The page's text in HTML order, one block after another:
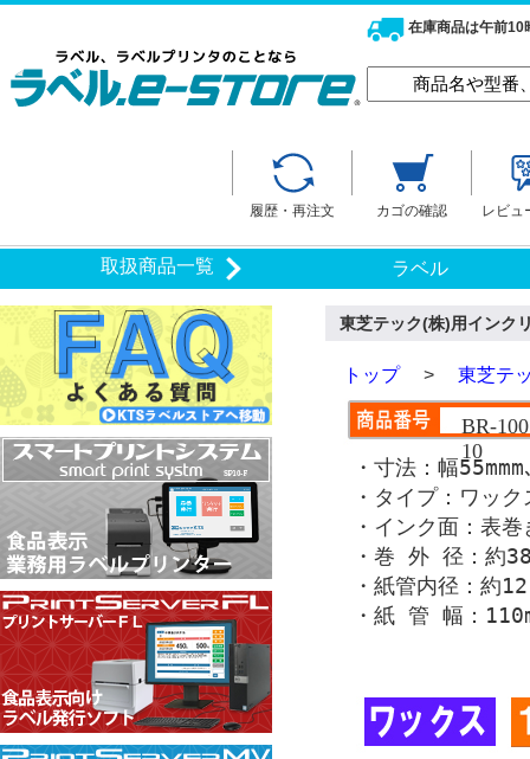
在庫商品は午前10
履歴・再注文 カゴの確認 レビュ
取扱商品一覧 ラベル
東芝テック(株)用イン
トップ> 東芝テ
BR-
10
・寸法：幅
・タイプ：ワック
・インク面：表巻
・巻 外 径：約
・紙管内径：約
・紙 管 幅：